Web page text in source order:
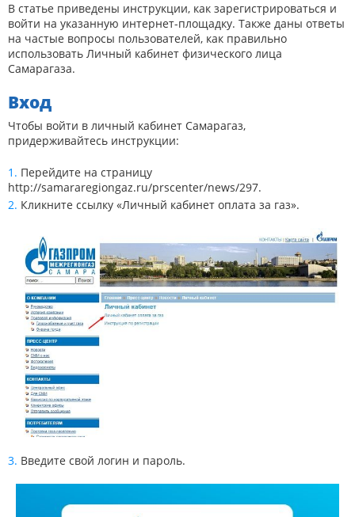
В статье приведены инструкции, как зарегистрироваться и
войти на указанную интернет-площадку. Также даны ответы
на частые вопросы пользователей, как правильно
использовать Личный кабинет физического лица
Самарагаза.
Вход
Чтобы войти в личный кабинет Самарагаз,
придерживайтесь инструкции:
Перейдите на страницу
http://samararegiongaz.ru/prscenter/news/297.
Кликните ссылку «Личный кабинет оплата за газ».
Введите свой логин и пароль.